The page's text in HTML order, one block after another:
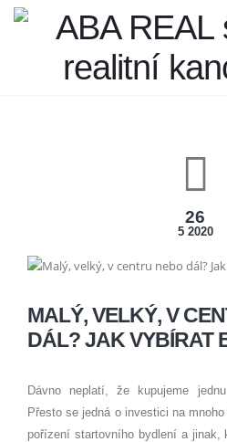
26
5 2020
MALÝ, VELKÝ, V
DÁL? JAK VYBÍRAT
Dávno neplatí, že kupujeme
Přesto se jedná o investici na
pořízení startovního bydlení a jinak,